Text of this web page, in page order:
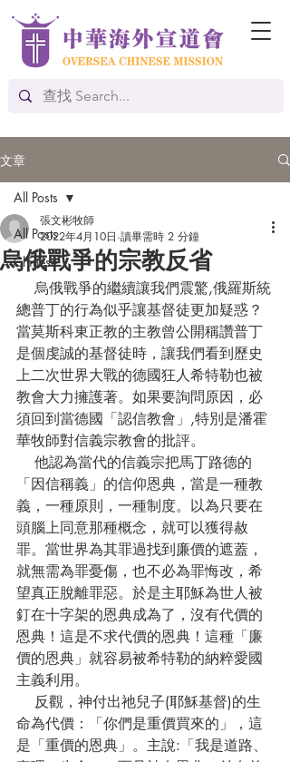
文章
All Posts
Chinese
All Posts
烏俄戰爭的宗教反省
張文彬牧師
2022年4月10日 讀畢需時 2 分鐘
總普丁的行為似乎讓基督徒更加疑惑？
當莫斯科東正教的主教曾公開稱讚普丁
是個虔誠的基督徒時，讓我們看到歷史
上二次世界大戰的德國狂人希特勒也被
教會大力擁護著。如果要詢問原因，必
須回到當德國「認信教會」,特別是潘霍
華牧師對信義宗教會的批評。
「因信稱義」的信仰恩典，當是一種教
義，一種原則，一種制度。以為只要在
頭腦上同意那種概念，就可以獲得赦
罪。當世界為其罪過找到廉價的遮蓋，
就無需為罪憂傷，也不必為罪悔改，希
望真正脫離罪惡。於是主耶穌為世人被
釘在十字架的恩典成為了，沒有代價的
恩典！這是不求代價的恩典！這種「廉
價的恩典」就容易被希特勒的納粹愛國
主義利用。
命為代價：「你們是重價買來的」，這
是「重價的恩典」。主說:「我是道路、